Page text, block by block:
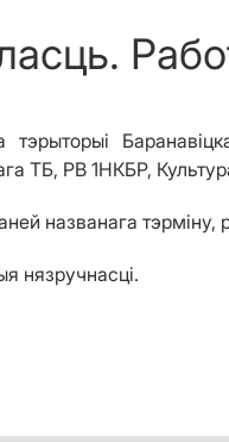
тэрыторыі
ТБ, РВ 1НКБР,
названага тэрміну,
нязручнасці.